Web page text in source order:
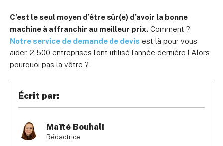
C’est le seul moyen d’être sûr(e) d’avoir la bonne
machine à affranchir au meilleur prix. Comment ?
Notre service de demande de devis est là pour vous
aider. 2 500 entreprises l’ont utilisé l’année dernière ! Alors
pourquoi pas la vôtre ?
Écrit par:
Maïté Bouhali
Rédactrice